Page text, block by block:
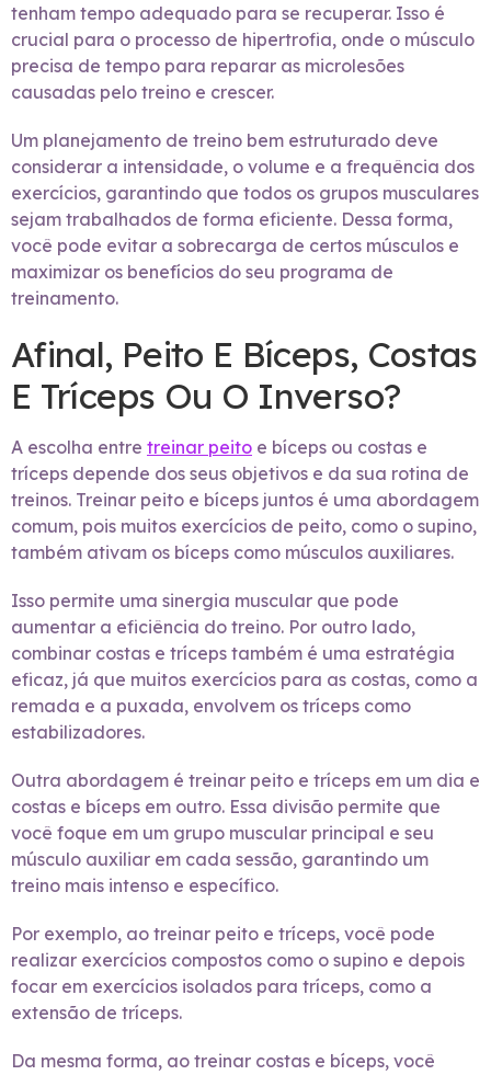
tenham tempo adequado para se recuperar. Isso é
crucial para o processo de hipertrofia, onde o músculo
precisa de tempo para reparar as microlesões
causadas pelo treino e crescer.
Um planejamento de treino bem estruturado deve
considerar a intensidade, o volume e a frequência dos
exercícios, garantindo que todos os grupos musculares
sejam trabalhados de forma eficiente. Dessa forma,
você pode evitar a sobrecarga de certos músculos e
maximizar os benefícios do seu programa de
treinamento.
Afinal, Peito E Bíceps, Costas
E Tríceps Ou O Inverso?
A escolha entre treinar peito e bíceps ou costas e
tríceps depende dos seus objetivos e da sua rotina de
treinos. Treinar peito e bíceps juntos é uma abordagem
comum, pois muitos exercícios de peito, como o supino,
também ativam os bíceps como músculos auxiliares.
Isso permite uma sinergia muscular que pode
aumentar a eficiência do treino. Por outro lado,
combinar costas e tríceps também é uma estratégia
eficaz, já que muitos exercícios para as costas, como a
remada e a puxada, envolvem os tríceps como
estabilizadores.
Outra abordagem é treinar peito e tríceps em um dia e
costas e bíceps em outro. Essa divisão permite que
você foque em um grupo muscular principal e seu
músculo auxiliar em cada sessão, garantindo um
treino mais intenso e específico.
Por exemplo, ao treinar peito e tríceps, você pode
realizar exercícios compostos como o supino e depois
focar em exercícios isolados para tríceps, como a
extensão de tríceps.
Da mesma forma, ao treinar costas e bíceps, você